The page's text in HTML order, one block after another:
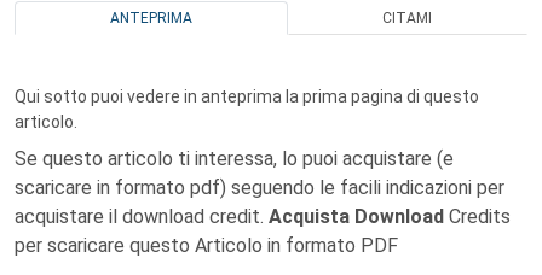
ANTEPRIMA CITAMI
Qui sotto puoi vedere in anteprima la prima pagina di questo
articolo.
Se questo articolo ti interessa, lo puoi acquistare (e
scaricare in formato pdf) seguendo le facili indicazioni per
acquistare il download credit. Acquista Download Credits
per scaricare questo Articolo in formato PDF